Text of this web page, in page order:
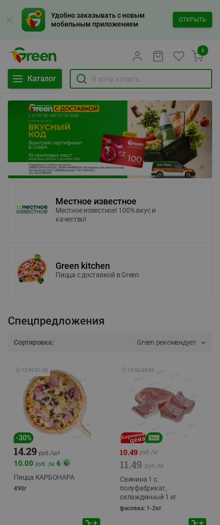
Удобно заказывать с новым
мобильным приложением
ОТКРЫТЬ
Каталог
0
Местное известное
Местное известное! 100% вкус и
качество!
Green kitchen
Пицца c доставкой в Green
Спецпредложения
Сортировка: Green рекомендует
🕘 12:00-21:00
-30%
14.29 руб./шт
10.00 руб. за 6
Пицца КАРБОНАРА
490г
🕘 12:00-20:00
10.49 руб./кг
11.49 руб./кг
Свинина 1 с.
полуфабрикат,
охлажденный 1 кг
фасовка: 1-2кг